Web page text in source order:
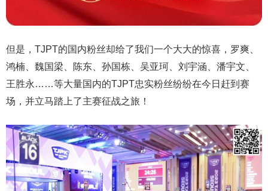
但是，TJPT的国内粉丝却给了我们一个大大的惊喜，罗爽、
鸿楠、魏国梁、陈东、孙国栋、吴亚珂、刘宇涵、潘宇文、
王胜永……等大量国内的TJPT忠实粉丝纷纷在今日赶到赛
场，并立马踏上了主赛征战之旅！